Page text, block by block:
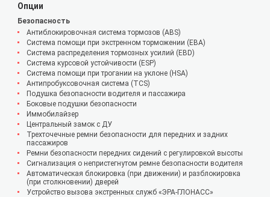
Опции
Безопасность
Антиблокировочная система тормозов (ABS)
Система помощи при экстренном торможении (EBA)
Система распределения тормозных усилий (EBD)
Система курсовой устойчивости (ESP)
Система помощи при трогании на уклоне (HSA)
Антипробуксовочная система (TCS)
Подушка безопасности водителя и пассажира
Боковые подушки безопасности
Иммобилайзер
Центральный замок с ДУ
Трехточечные ремни безопасности для передних и задних
пассажиров
Ремни безопасности передних сидений с регулировкой высоты
Сигнализация о непристегнутом ремне безопасности водителя
Автоматическая блокировка (при движении) и разблокировка
(при столкновении) дверей
Устройство вызова экстренных служб «ЭРА-ГЛОНАСС»